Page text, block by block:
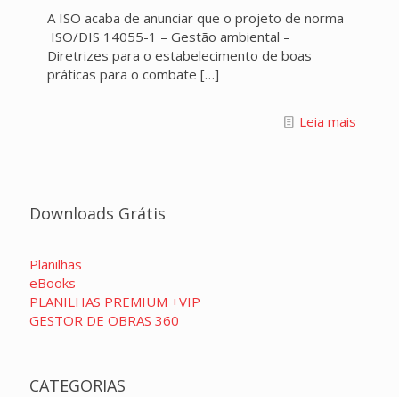
A ISO acaba de anunciar que o projeto de norma
ISO/DIS 14055-1 – Gestão ambiental –
Diretrizes para o estabelecimento de boas
práticas para o combate […]
Leia mais
Downloads Grátis
Planilhas
eBooks
PLANILHAS PREMIUM +VIP
GESTOR DE OBRAS 360
CATEGORIAS